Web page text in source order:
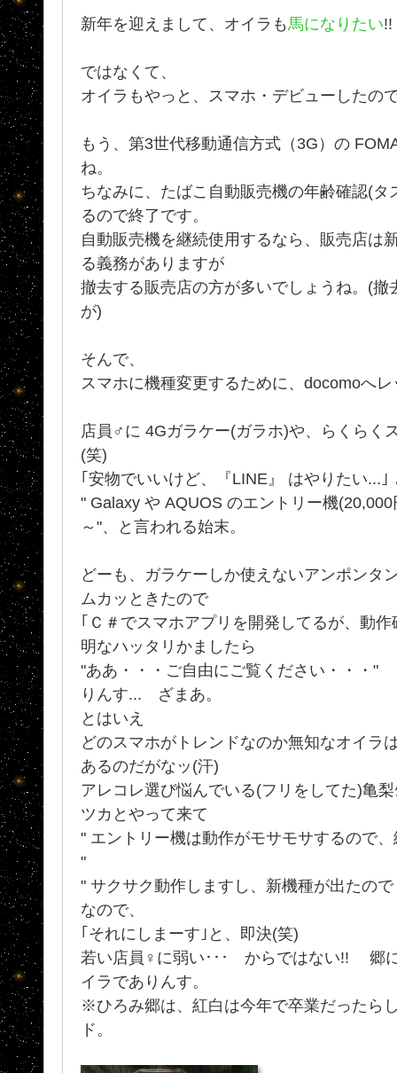
新年を迎えまして、オイラも馬になりたい!!
ではなくて、
オイラもやっと、スマホ・デビューしたの
もう、第3世代移動通信方式（3G）の
ね。
ちなみに、たばこ自動販売機の年齢確認(
るので終了です。
自動販売機を継続使用するなら、販売店は
る義務がありますが
撤去する販売店の方が多いでしょうね。(
が)
そんで、
スマホに機種変更するために、docomoへ
店員♂に 4Gガラケー(ガラホ)や、らくらく
(笑)
｢安物でいいけど、『LINE』 はやりたい...｣
" Galaxy や AQUOS のエントリー機
～"、と言われる始末。
どーも、ガラケーしか使えないアンポンタ
ムカッときたので
｢Ｃ＃でスマホアプリを開発してるが、動
明なハッタリかましたら
"ああ・・・ご自由にご覧ください・・・"
りんす... ざまあ。
とはいえ
どのスマホがトレンドなのか無知なオイラ
あるのだがなッ(汗)
アレコレ選び悩んでいる(フリをしてた)亀
ツカとやって来て
" エントリー機は動作がモサモサするので
"
" サクサク動作しますし、新機種が出たの
なので、
｢それにしまーす｣と、即決(笑)
若い店員♀に弱い･･･ からではない!! 郷
イラでありんす。
※ひろみ郷は、紅白は今年で卒業だったら
ド。